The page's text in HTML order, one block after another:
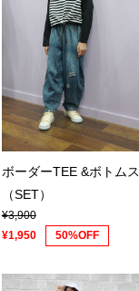
ボーダーTEE &ボトムス
（SET）
¥3,900
¥1,950
50%OFF